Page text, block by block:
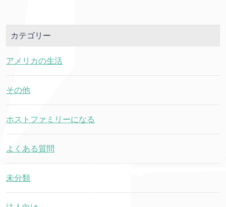
カテゴリー
アメリカの生活
その他
ホストファミリーになる
よくある質問
未分類